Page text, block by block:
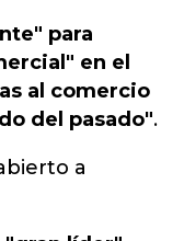
para
en el
al comercio
del pasado".
a